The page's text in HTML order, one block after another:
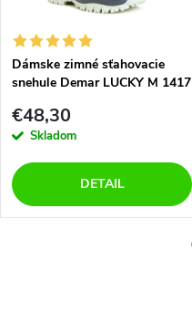
Dámske zimné sťahovacie
snehule Demar LUCKY M 1417
€48,30
Skladom
DETAIL